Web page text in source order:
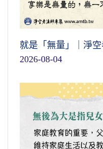
就是「無量」｜淨
2026-08-04